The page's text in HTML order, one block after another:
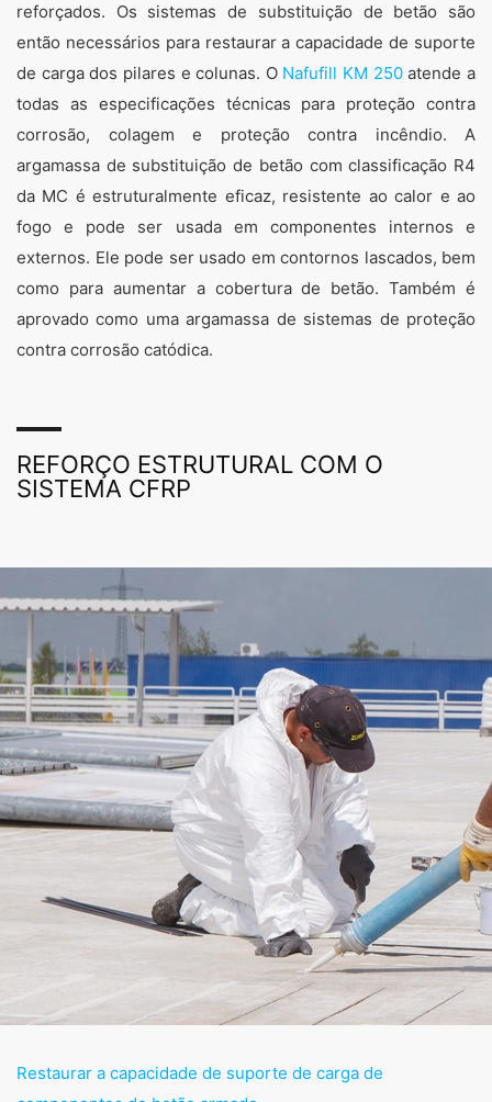
reforçados. Os sistemas de substituição de betão são
então necessários para restaurar a capacidade de suporte
de carga dos pilares e colunas. O Nafufill KM 250atende a
todas as especificações técnicas para proteção contra
corrosão, colagem e proteção contra incêndio. A
argamassa de substituição de betão com classificação R4
da MC é estruturalmente eficaz, resistente ao calor e ao
fogo e pode ser usada em componentes internos e
externos. Ele pode ser usado em contornos lascados, bem
como para aumentar a cobertura de betão. Também é
aprovado como uma argamassa de sistemas de proteção
contra corrosão catódica.
REFORÇO ESTRUTURAL COM O
SISTEMA CFRP
Restaurar a capacidade de suporte de carga de